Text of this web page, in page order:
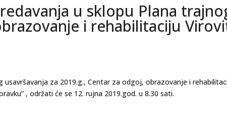
u sklopu Plana
i rehabilitaciju
za 2019.g., Centar za odgoj, obrazovanje i
, održati će se 12. rujna 2019.god. u 8.30 sati.